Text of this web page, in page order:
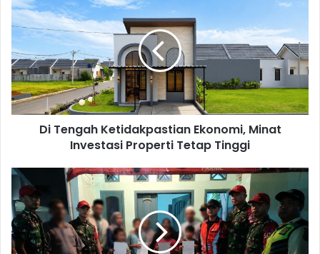
Tengah
Ketidakpastian
Ekonomi,
Minat
Investasi
Properti
Tetap
Tinggi
Di Tengah Ketidakpastian Ekonomi, Minat
Investasi Properti Tetap Tinggi
Bahaya!
Aksi
Lempar
Batu
ke
Kereta